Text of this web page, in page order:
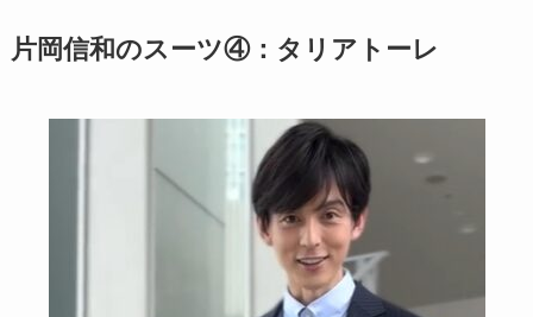
片岡信和のスーツ④：タリアトーレ